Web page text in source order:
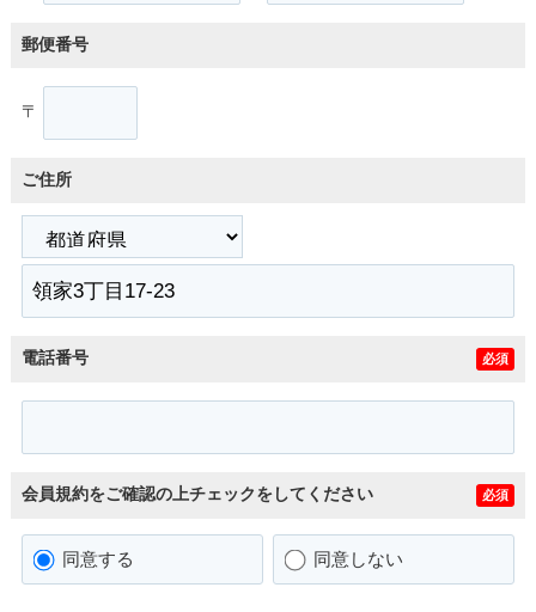
郵便番号
〒
ご住所
電話番号 必須
会員規約をご確認の上チェックをしてください 必須
同意する 同意しない